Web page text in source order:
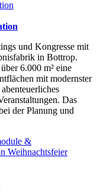
und Kongresse mit
in Bottrop.
6.000 m² eine
mit modernster
Das
der Planung und
&
Weihnachtsfeier